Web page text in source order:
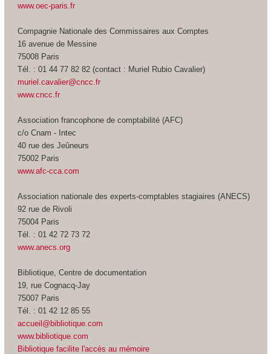
www.oec-paris.fr
Compagnie Nationale des Commissaires aux Comptes
16 avenue de Messine
75008 Paris
Tél. : 01 44 77 82 82 (contact : Muriel Rubio Cavalier)
muriel.cavalier@cncc.fr
www.cncc.fr
Association francophone de comptabilité (AFC)
c/o Cnam - Intec
40 rue des Jeûneurs
75002 Paris
www.afc-cca.com
Association nationale des experts-comptables stagiaires (ANECS)
92 rue de Rivoli
75004 Paris
Tél. : 01 42 72 73 72
www.anecs.org
Bibliotique, Centre de documentation
19, rue Cognacq-Jay
75007 Paris
Tél. : 01 42 12 85 55
accueil@bibliotique.com
www.bibliotique.com
Bibliotique facilite l'accès au mémoire